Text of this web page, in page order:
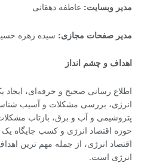
مدیر وبسایت: عاطفه دهقانی
مدیر صفحات مجازی: سیده زهره
اهداف و چشم انداز
اطلاع رسانی صحیح و حرفه‌ای، ایجاد
انرژی، بررسی مشکلات و آسیب
پتروشیمی و آب و برق، بازتاب
حوزه اقتصاد انرژی و کسب جایگاه یک
اقتصاد انرژی، از جمله مهم ترین
انرژی است.